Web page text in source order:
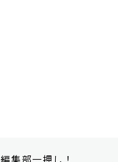
編集部一押し！